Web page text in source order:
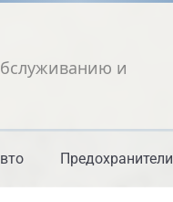
и
Предохранители